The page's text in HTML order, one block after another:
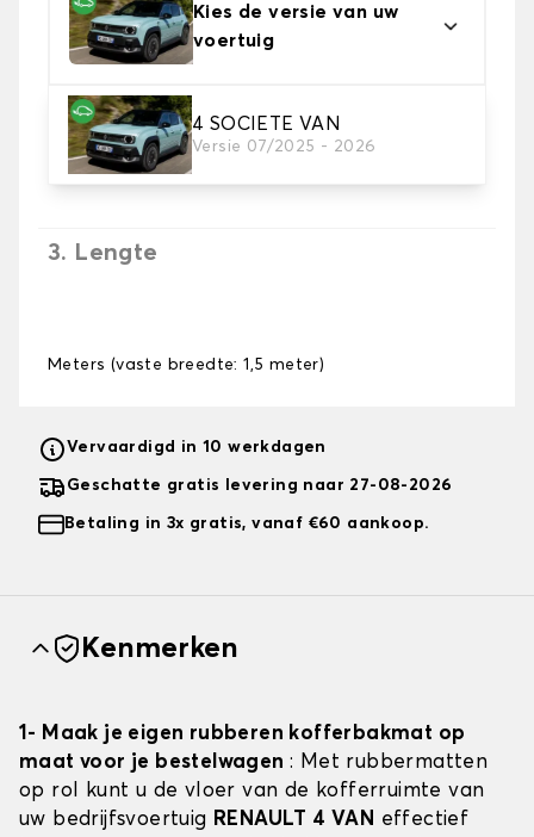
Kies de versie van uw
voertuig
4 SOCIETE VAN
Versie 07/2025 - 2026
2. Tapijt kleuren
Kies de kleur van je tapijt kofferruimte.
3. Lengte
Meters (vaste breedte: 1,5 meter)
Vervaardigd in 10 werkdagen
Geschatte gratis levering naar 27-08-2026
Betaling in 3x gratis, vanaf €60 aankoop.
Kenmerken
1- Maak je eigen rubberen kofferbakmat op
maat voor je bestelwagen : Met rubbermatten
op rol kunt u de vloer van de kofferruimte van
uw bedrijfsvoertuig RENAULT 4 VAN effectief